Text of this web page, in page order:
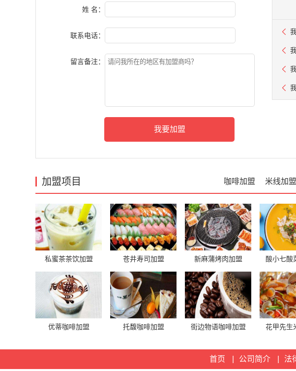
姓 名：
联系电话：
留言备注：
加盟项目 米线加盟
咖啡加盟
私蜜茶茶饮加盟 苍井寿司加盟 新麻蒲烤肉加盟 酸小七酸
优蒂咖啡加盟 托馥咖啡加盟 街边物语咖啡加盟 花甲先生
首页 公司简介 法